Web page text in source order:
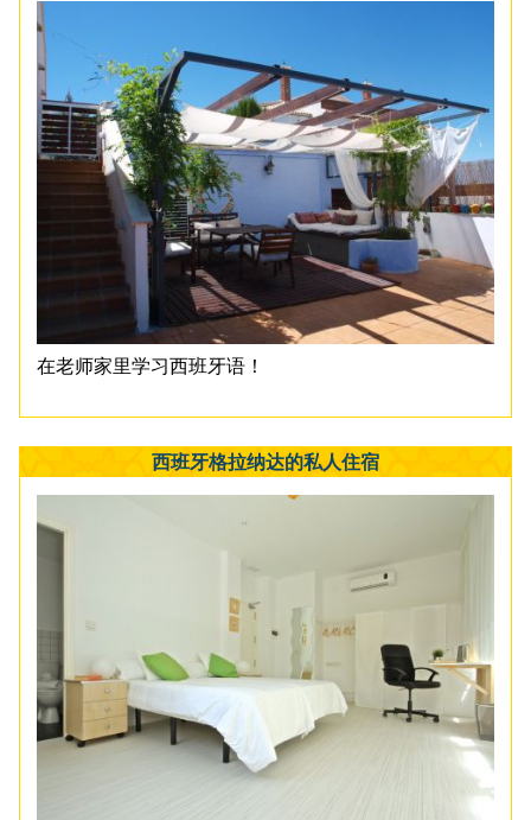
在老师家里学习西班牙语！
西班牙格拉纳达的私人住宿